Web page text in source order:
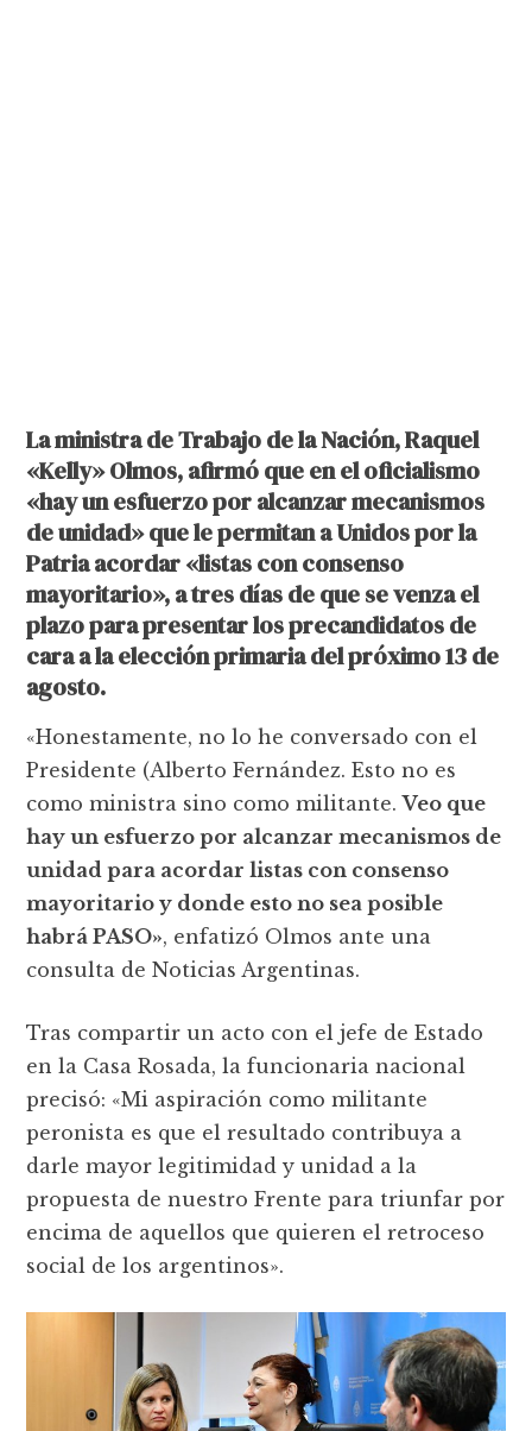
La ministra de Trabajo de la Nación, Raquel
«Kelly» Olmos, afirmó que en el oficialismo
«hay un esfuerzo por alcanzar mecanismos
de unidad» que le permitan a Unidos por la
Patria acordar «listas con consenso
mayoritario», a tres días de que se venza el
plazo para presentar los precandidatos de
cara a la elección primaria del próximo 13 de
agosto.
«Honestamente, no lo he conversado con el
Presidente (Alberto Fernández. Esto no es
como ministra sino como militante.Veo que
hay un esfuerzo por alcanzar mecanismos de
unidad para acordar listas con consenso
mayoritario y donde esto no sea posible
habrá PASO», enfatizó Olmos ante una
consulta de Noticias Argentinas.
Tras compartir un acto con el jefe de Estado
en la Casa Rosada, la funcionaria nacional
precisó: «Mi aspiración como militante
peronista es que el resultado contribuya a
darle mayor legitimidad y unidad a la
propuesta de nuestro Frente para triunfar por
encima de aquellos que quieren el retroceso
social de los argentinos».